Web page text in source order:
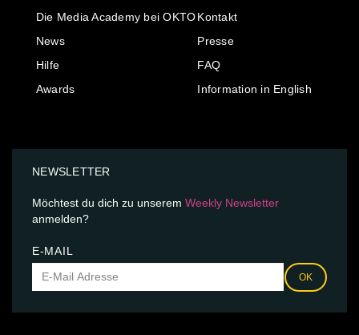
Die Media Academy bei OKTO
News
Hilfe
Awards
Kontakt
Presse
FAQ
Information in English
NEWSLETTER
Möchtest du dich zu unserem Weekly Newsletter
anmelden?
E-MAIL
OK